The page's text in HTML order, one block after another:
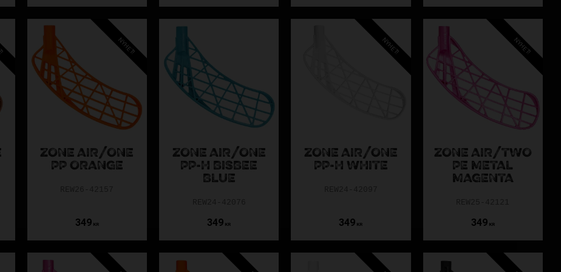
Monstr:Offensivt blad, mer förhookad.
Dream:
Teknik + kraft.
Harder:Styvt blad för max kraft.
Vilken plasttyp ska jag välja?
PP för kontroll, PPH för balans, PE för skott och hållbarhet.
Hur hookar/böjer jag ett Zone-blad?
(lägre värme för PP), forma önskad hook, låt svalna. Max 30 mm enligt IFF.
Hur byter jag blad på Zone-klubba?
Bäst för skott, teknik eller passningar?
Skott:Hyper, Monstr, Harder
ZONE AIR/ONE
PP ORANGE
349KR
NYHET!
ZONE AIR/ONE
PP-H BISBEE
BLUE
349 KR
ZONE AIR/ONE
PP-H WHITE
349 KR
NYHET!
ZONE AIR/TWO
PE METAL
MAGENTA
349KR
NYHET!